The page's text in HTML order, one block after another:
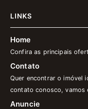
LINKS
Home
Confira as principais
Contato
Quer encontrar o imóvel
contato conosco, vamos
Anuncie